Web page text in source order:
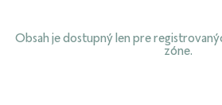
Obsah je dostupný len pre
zóne.